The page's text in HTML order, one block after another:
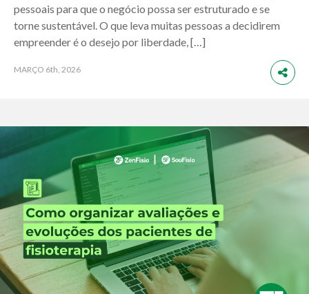
pessoais para que o negócio possa ser estruturado e se
torne sustentável. O que leva muitas pessoas a decidirem
empreender é o desejo por liberdade, […]
MARÇO 6th, 2026